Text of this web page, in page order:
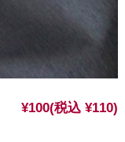
¥100(税込 ¥110)